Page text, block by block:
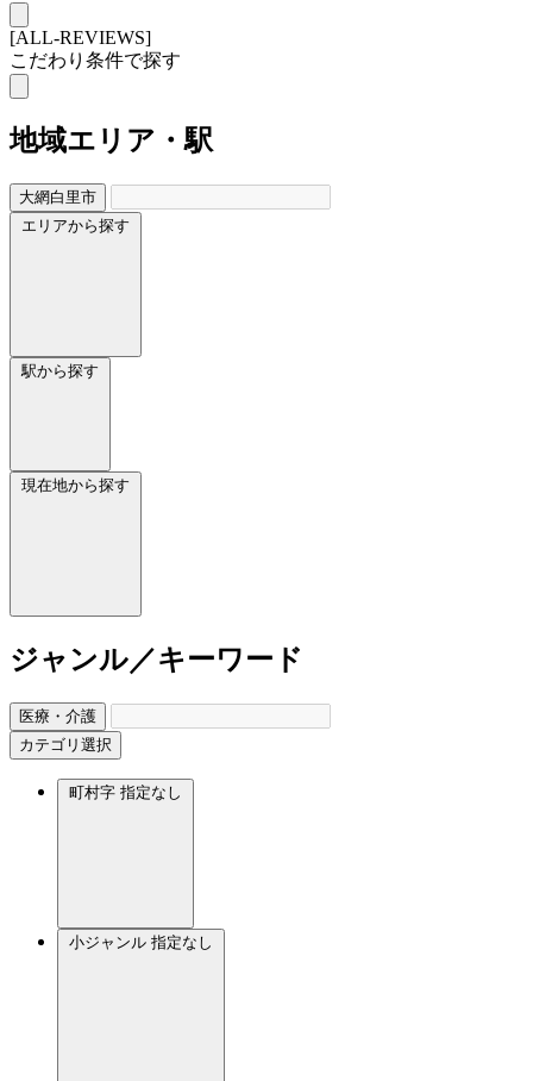
[ALL-REVIEWS]
こだわり条件で探す
地域エリア・駅
大網白里市
エリアから探す
駅から探す
現在地から探す
ジャンル／キーワード
医療・介護
カテゴリ選択
町村字 指定なし
小ジャンル 指定なし